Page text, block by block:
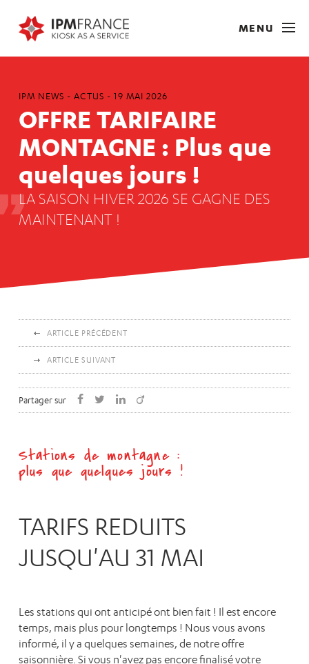
MENU
IPM NEWS -ACTUS - 19 MAI 2026
OFFRE TARIFAIRE
MONTAGNE : Plus que
quelques jours !
LA SAISON HIVER 2026 SE GAGNE DES
MAINTENANT !
ARTICLE PRÉCÉDENT
ARTICLE SUIVANT
Partager sur
Stations de montagne :
plus que quelques jours !
TARIFS REDUITS
JUSQU'AU 31 MAI
Les stations qui ont anticipé ont bien fait ! Il est encore
temps, mais plus pour longtemps ! Nous vous avons
informé, il y a quelques semaines, de notre offre
saisonnière. Si vous n'avez pas encore finalisé votre